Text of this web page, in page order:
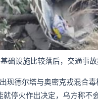
础设施比较落后，交通事故
现德尔塔与奥密克戎混合毒
停火作出决定，乌方称不